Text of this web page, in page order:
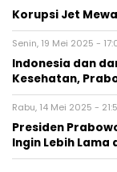
Korupsi Jet
Senin, 19 Mei 2025 -
Indonesia dan
Kesehatan,
Rabu, 14 Mei 2025 -
Presiden
Ingin Lebih Lama